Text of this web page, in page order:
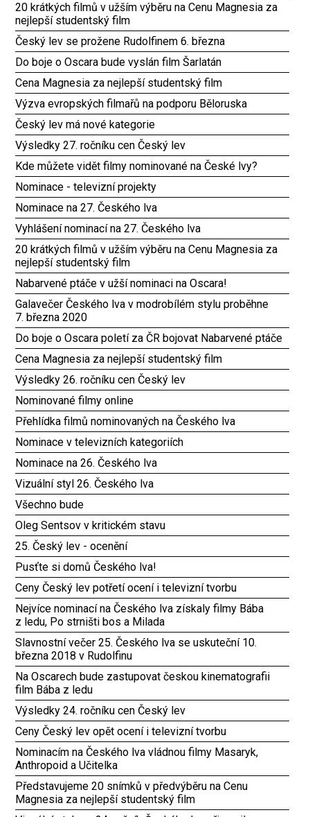
20 krátkých filmů v užším výběru na Cenu Magnesia za
nejlepší studentský film
Český lev se prožene Rudolfinem 6. března
Do boje o Oscara bude vyslán film Šarlatán
Cena Magnesia za nejlepší studentský film
Výzva evropských filmařů na podporu Běloruska
Český lev má nové kategorie
Výsledky 27. ročníku cen Český lev
Kde můžete vidět filmy nominované na České lvy?
Nominace - televizní projekty
Nominace na 27. Českého lva
Vyhlášení nominací na 27. Českého lva
20 krátkých filmů v užším výběru na Cenu Magnesia za
nejlepší studentský film
Nabarvené ptáče v užší nominaci na Oscara!
Galavečer Českého lva v modrobílém stylu proběhne
7. března 2020
Do boje o Oscara poletí za ČR bojovat Nabarvené ptáče
Cena Magnesia za nejlepší studentský film
Výsledky 26. ročníku cen Český lev
Nominované filmy online
Přehlídka filmů nominovaných na Českého lva
Nominace v televizních kategoriích
Nominace na 26. Českého lva
Vizuální styl 26. Českého lva
Všechno bude
Oleg Sentsov v kritickém stavu
25. Český lev - ocenění
Pusťte si domů Českého lva!
Ceny Český lev potřetí ocení i televizní tvorbu
Nejvíce nominací na Českého lva získaly filmy Bába
z ledu, Po strništi bos a Milada
Slavnostní večer 25. Českého lva se uskuteční 10.
března 2018 v Rudolfinu
Na Oscarech bude zastupovat českou kinematografii
film Bába z ledu
Výsledky 24. ročníku cen Český lev
Ceny Český lev opět ocení i televizní tvorbu
Nominacím na Českého lva vládnou filmy Masaryk,
Anthropoid a Učitelka
Představujeme 20 snímků v předvýběru na Cenu
Magnesia za nejlepší studentský film